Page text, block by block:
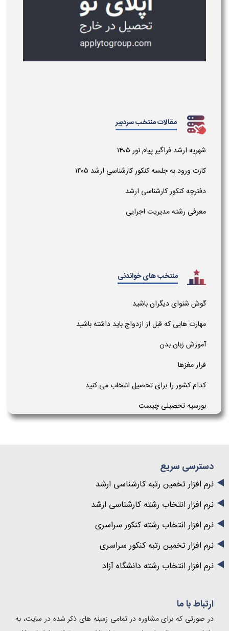
مقالات منتخب سردبیر
شهریه ارشد فراگیر پیام نور ۱۴۰۵
کارت ورود به جلسه کنکور کارشناسی ارشد ۱۴۰۵
دفترچه کنکور کارشناسی ارشد
معرفی رشته مدیریت اجرایی
منتخب های خواندنی
گوش شنوای دیگران باشید
مهارت هایی که قبل از ازدواج باید داشته باشید
آموزش زبان بدن
فرار مغزها
کدام کشور را برای تحصیل انتخاب می کنید
بورسیه تحصیلی چیست
دسترسی سریع
نرم افزار تخمین رتبه کارشناسی ارشد
نرم افزار انتخاب رشته کارشناسی ارشد
نرم افزار انتخاب رشته کنکور سراسری
نرم افزار تخمین رتبه کنکور سراسری
نرم افزار انتخاب رشته دانشگاه آزاد
ارتباط با ما
در صورتی که برای مشاوره در تمامی زمینه های ذکر شده در سایت، به